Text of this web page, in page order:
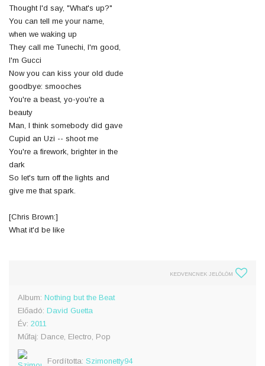
Thought I'd say, "What's up?"
You can tell me your name,
when we waking up
They call me Tunechi, I'm good,
I'm Gucci
Now you can kiss your old dude
goodbye: smooches
You're a beast, yo-you're a
beauty
Man, I think somebody did gave
Cupid an Uzi -- shoot me
You're a firework, brighter in the
dark
So let's turn off the lights and
give me that spark.
[Chris Brown:]
What it'd be like
KEDVENCNEK JELÖLÖM
Album: Nothing but the Beat
Előadó: David Guetta
Év: 2011
Műfaj: Dance, Electro, Pop
Fordította: Szimonetty94